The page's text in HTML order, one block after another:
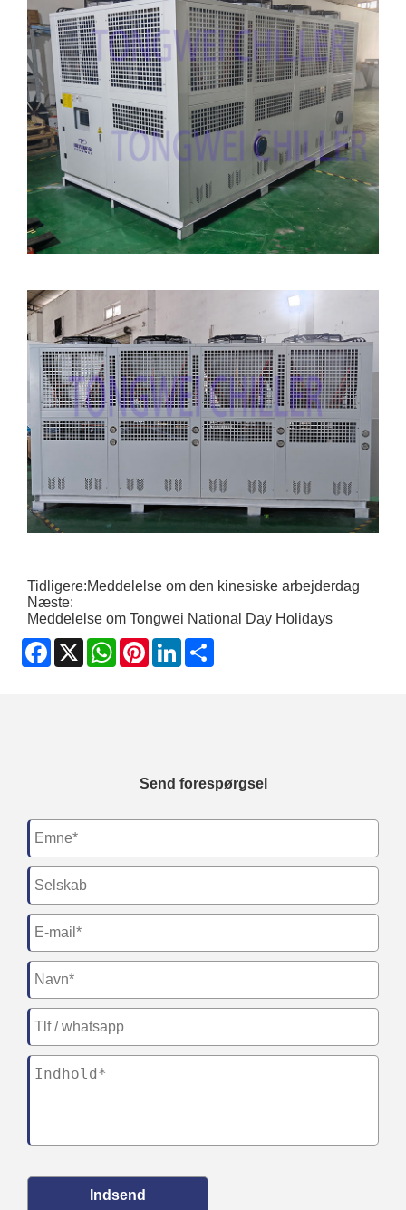
Tidligere:Meddelelse om den kinesiske arbejderdag
Næste:
Meddelelse om Tongwei National Day Holidays
Facebook
X WhatsApp
PinterestLinkedIn
Send forespørgsel
Indsend